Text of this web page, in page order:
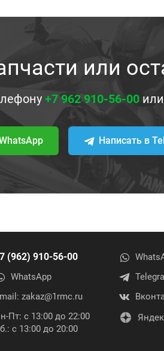
или
+7 962 910-56-00
Написать в
(962) 910-56-00
WhatsApp
zakaz@1rmc.ru
Пт: с 13:00 до 22:00
с 13:00 до 20:00